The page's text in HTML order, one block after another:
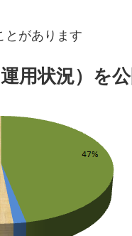
があります
用状況）を